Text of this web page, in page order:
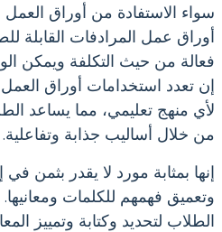
سواء الاستفادة من أوراق العمل
أوراق عمل المرادفات القابلة
فعالة من حيث التكلفة ويمكن
إن تعدد استخدامات أوراق
لأي منهج تعليمي، مما يساعد
من خلال أساليب جذابة وتفاعلية.
إنها بمثابة مورد لا يقدر بثمن
وتعميق فهمهم للكلمات
الطلاب لتحديد وكتابة وتمييز